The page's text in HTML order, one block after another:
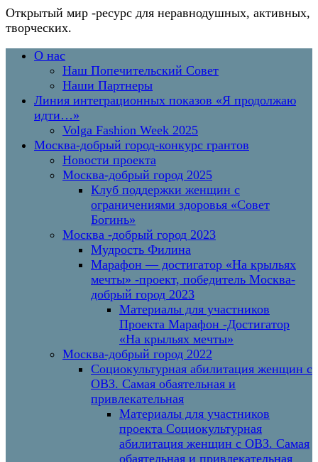
Открытый мир -ресурс для неравнодушных, активных,
творческих.
Перейти
содержимому
Основное
О нас
Наш Попечительский Совет
Наши Партнеры
Линия интеграционных показов «Я продолжаю
идти…»
Volga Fashion Week 2025
Москва-добрый город-конкурс грантов
Новости проекта
Москва-добрый город 2025
Клуб поддержки женщин с
ограничениями здоровья «Совет
Богинь»
Москва -добрый город 2023
Мудрость Филина
Марафон — достигатор «На крыльях
мечты» -проект, победитель Москва-
добрый город 2023
Материалы для участников
Проекта Марафон -Достигатор
«На крыльях мечты»
Москва-добрый город 2022
Социокультурная абилитация женщин с
ОВЗ. Самая обаятельная и
привлекательная
Материалы для участников
проекта Социокультурная
абилитация женщин с ОВЗ. Самая
обаятельная и привлекательная